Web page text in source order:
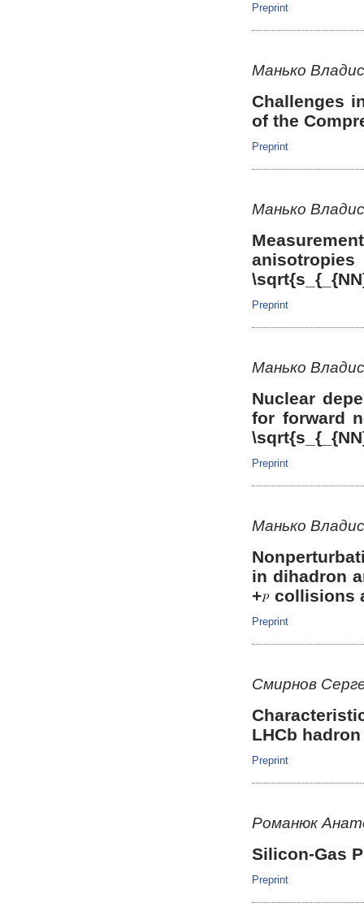
Preprint
Манько
Challenges
of the
Preprint
Манько
Preprint
Манько
Nuclear
for forward
Preprint
Манько
in dihadron
+
collisions
Preprint
Смирнов
LHCb
Preprint
Романюк
Silicon-Gas
Preprint